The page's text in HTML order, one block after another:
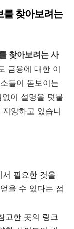
를 찾아보려는
찾아보려는 사
금융에 대한 이
들이 돋보이는
이 설명을 덧붙
양하고 있습니
필요한 것을
을 수 있다는 점
고한 곳의 링크